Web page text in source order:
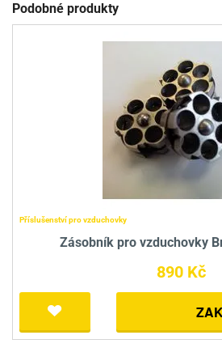
Podobné produkty
Příslušenství pro vzduchovky
Zásobník pro vzduchovky
890 Kč